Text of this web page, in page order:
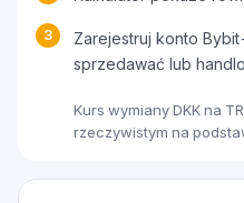
3
Zarejestruj konto
sprzedawać lub
Kurs wymiany DKK na
rzeczywistym na